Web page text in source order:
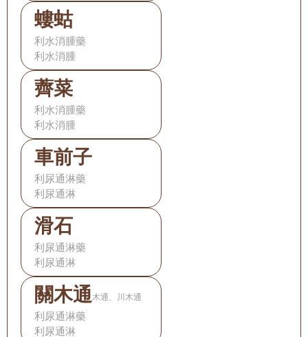
螻蛄
利水消腫藥
利水消腫
薺菜
利水消腫藥
利水消腫
車前子
利尿通淋藥
利尿通淋
滑石
利尿通淋藥
利尿通淋
關木通 木通、川木通
利尿通淋藥
利尿通淋